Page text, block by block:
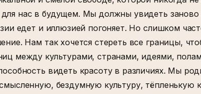
нас в будущем. Мы должны увидеть
едет и иллюзией погоняет. Но слишком
Нам так хочется стереть все границы,
между культурами, странами, идеями,
видеть красоту в различиях. Мы
бездумную культуру, тёпленькую